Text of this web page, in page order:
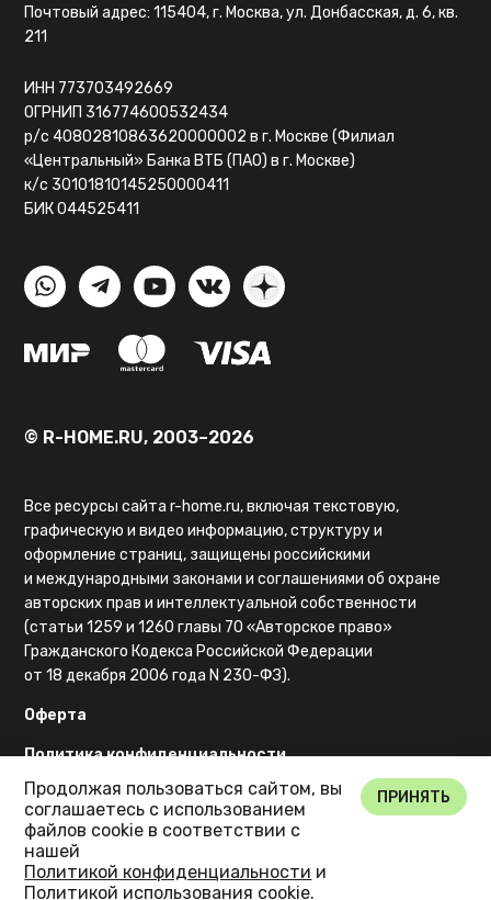
Почтовый адрес: 115404, г. Москва, ул. Донбасская, д. 6, кв.
211
ИНН 773703492669
ОГРНИП 316774600532434
р/с 40802810863620000002 в г. Москве (Филиал
«Центральный» Банка ВТБ (ПАО) в г. Москве)
к/с 30101810145250000411
БИК 044525411
© R-HOME.RU, 2003–2026
Все ресурсы сайта r-home.ru, включая текстовую,
графическую и видео информацию, структуру и
оформление страниц, защищены российскими
и международными законами и соглашениями об охране
авторских прав и интеллектуальной собственности
(статьи 1259 и 1260 главы 70 «Авторское право»
Гражданского Кодекса Российской Федерации
от 18 декабря 2006 года N 230-ФЗ).
Оферта
Политика конфиденциальности
Карта сайта
Продолжая пользоваться сайтом, вы
соглашаетесь с использованием
файлов cookie в соответствии с
нашей
Политикой конфиденциальности и
Политикой использования cookie.
ПРИНЯТЬ